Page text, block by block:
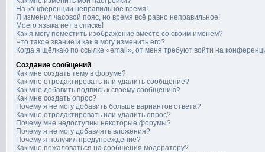
На конференции неправильное время!
Я изменил часовой пояс, но время всё равно неправильное!
Моего языка нет в списке!
Как я могу поместить изображение вместе со своим именем?
Что такое звание и как я могу изменить его?
Когда я щёлкаю по ссылке «email», от меня требуют войти на
Создание сообщений
Как мне создать тему в форуме?
Как мне отредактировать или удалить сообщение?
Как мне добавить подпись к своему сообщению?
Как мне создать опрос?
Почему я не могу добавить больше вариантов ответа?
Как мне отредактировать или удалить опрос?
Почему мне недоступны некоторые форумы?
Почему я не могу добавлять вложения?
Почему я получил предупреждение?
Как мне пожаловаться на сообщения модератору?